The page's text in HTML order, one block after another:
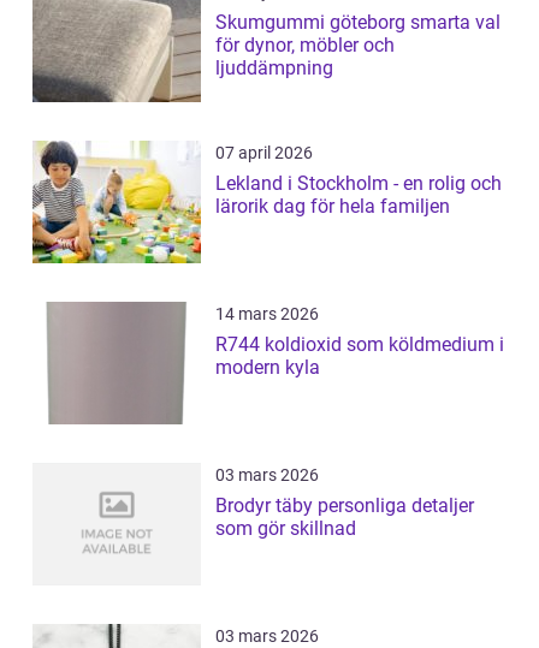
Skumgummi göteborg smarta val
för dynor, möbler och
ljuddämpning
07 april 2026
Lekland i Stockholm - en rolig och
lärorik dag för hela familjen
14 mars 2026
R744 koldioxid som köldmedium i
modern kyla
03 mars 2026
Brodyr täby personliga detaljer
som gör skillnad
03 mars 2026